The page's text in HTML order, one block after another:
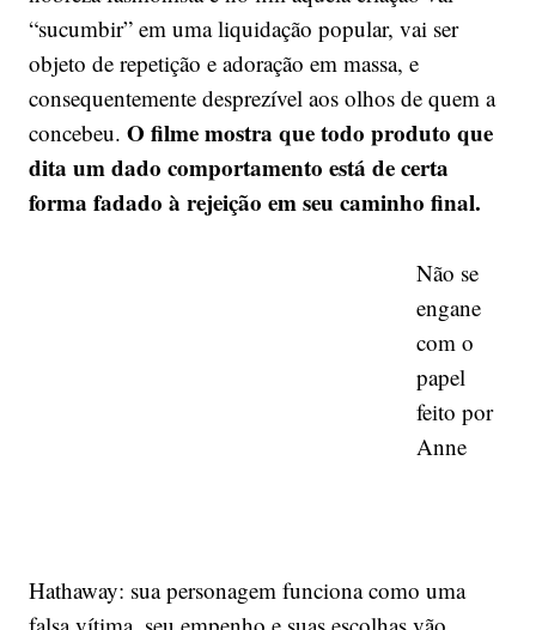
“sucumbir” em uma liquidação popular, vai ser
objeto de repetição e adoração em massa, e
consequentemente desprezível aos olhos de quem a
concebeu. O filme mostra que todo produto que
dita um dado comportamento está de certa
forma fadado à rejeição em seu caminho final.
Não se
engane
com o
papel
feito por
Anne
Hathaway: sua personagem funciona como uma